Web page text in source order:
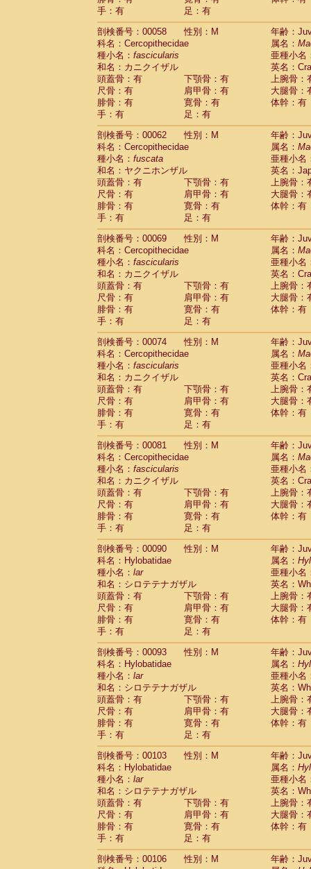
CercopithecidaeCercopithecus
CercopithecidaeCercopithecus
CercopithecidaeCercopithecus
Cercopithecidae
Cercopithecusspp.(0)
Cercopithecidae
Chlorocebus
CercopithecidaeChlorocebus
CercopithecidaeErythrocebus patas
CercopithecidaeMiopithecus talapoin
CercopithecidaeCercopithecinae spp.
CercopithecidaeColobus angolensis
CercopithecidaeColobus guereza (0)
Cercopithecidae Colobus polykomos
Cercopithecidae Piliocolobus badius
Cercopithecidae Kasi senex vetulus(0)
CercopithecidaeKasi senex
CercopithecidaeNasalis larvatus(0)
CercopithecidaePresbytes
CercopithecidaePygathrix nemaeus
CercopithecidaeSemnopithecus
Cercopithecidae
Trachypithecus
Cercopithecidae
Trachypithecus
Cercopithecidae
Trachypithecus
CercopithecidaeTrachypithecus
CercopithecidaeColobinae spp.(0)
CercopithecidaePresbytesinaespp.(0)
CercopithecidaeCercopithecidae
HylobatidaeHoolock hoolock(0)
HylobatidaeHylobates agilis
HylobatidaeHylobates klossii (0)
Hylobatidae
HylobatidaeHylobates moloch(0)
Hylobatidae Hylobates muelleri(0)
HylobatidaeHylobates pileatus(2)
Hylobatidae Hylobates
HylobatidaeHylobateshybrid(0)
HylobatidaeNomascus concolor(0)
HylobatidaeSymphalangus
Hominidae
(0)
Hominidae
Hominidae Gorilla gorilla beringei(0)
Hominidae Gorilla gorilla gorilla(0)
Primates misc.(0)
Scandentia Dendrogale melanura
Scandentia Ptilocercus lowii
Scandentia
Scandentia
ScandentiaTupaia minor
手：有
足：有
剖検番号：00058
性別：M
年齢：
科名：Cercopithecidae
属名：
種小名： fascicularis
亜種小名
和名：カニクイザル
英名：
頭蓋骨：有
下顎骨：有
上腕骨：
尺骨：有
肩甲骨：有
大腿骨：
腓骨：有
寛骨：有
体幹：有
手：有
足：有
剖検番号：00062
性別：M
年齢：
科名：Cercopithecidae
属名：
種小名： fuscata
亜種小名
和名：ヤクニホンザル
英名：
頭蓋骨：有
下顎骨：有
上腕骨：
尺骨：有
肩甲骨：有
大腿骨：
腓骨：有
寛骨：有
体幹：有
手：有
足：有
剖検番号：00069
性別：M
年齢：
科名：Cercopithecidae
属名：
種小名： fascicularis
亜種小名
和名：カニクイザル
英名：
頭蓋骨：有
下顎骨：有
上腕骨：
尺骨：有
肩甲骨：有
大腿骨：
腓骨：有
寛骨：有
体幹：有
手：有
足：有
剖検番号：00074
性別：M
年齢：
科名：Cercopithecidae
属名：
種小名： fascicularis
亜種小名
和名：カニクイザル
英名：
頭蓋骨：有
下顎骨：有
上腕骨：
尺骨：有
肩甲骨：有
大腿骨：
腓骨：有
寛骨：有
体幹：有
手：有
足：有
剖検番号：00081
性別：M
年齢：
科名：Cercopithecidae
属名：
種小名： fascicularis
亜種小名
和名：カニクイザル
英名：
頭蓋骨：有
下顎骨：有
上腕骨：
尺骨：有
肩甲骨：有
大腿骨：
腓骨：有
寛骨：有
体幹：有
手：有
足：有
剖検番号：00090
性別：M
年齢：
科名：Hylobatidae
属名：
種小名： lar
亜種小名
和名：シロテテナガザル
英名：
頭蓋骨：有
下顎骨：有
上腕骨：
尺骨：有
肩甲骨：有
大腿骨：
腓骨：有
寛骨：有
体幹：有
手：有
足：有
剖検番号：00093
性別：M
年齢：
科名：Hylobatidae
属名：
種小名： lar
亜種小名
和名：シロテテナガザル
英名：
頭蓋骨：有
下顎骨：有
上腕骨：
尺骨：有
肩甲骨：有
大腿骨：
腓骨：有
寛骨：有
体幹：有
手：有
足：有
剖検番号：00103
性別：M
年齢：
科名：Hylobatidae
属名：
種小名： lar
亜種小名
和名：シロテテナガザル
英名：
頭蓋骨：有
下顎骨：有
上腕骨：
尺骨：有
肩甲骨：有
大腿骨：
腓骨：有
寛骨：有
体幹：有
手：有
足：有
剖検番号：00106
性別：M
年齢：